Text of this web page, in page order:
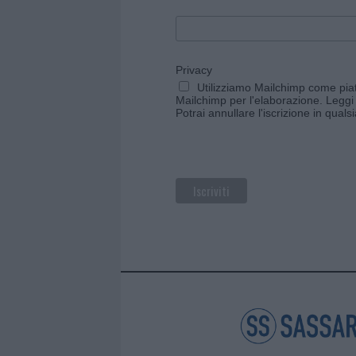
Privacy
Utilizziamo Mailchimp come
Mailchimp per l'elaborazione.
Potrai annullare l'iscrizione in